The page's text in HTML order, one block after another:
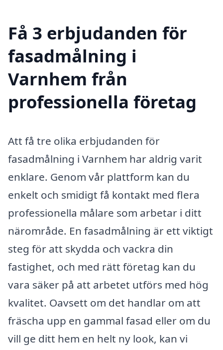
Få 3 erbjudanden för
fasadmålning i
Varnhem från
professionella företag
Att få tre olika erbjudanden för
fasadmålning i Varnhem har aldrig varit
enklare. Genom vår plattform kan du
enkelt och smidigt få kontakt med flera
professionella målare som arbetar i ditt
närområde. En fasadmålning är ett viktigt
steg för att skydda och vackra din
fastighet, och med rätt företag kan du
vara säker på att arbetet utförs med hög
kvalitet. Oavsett om det handlar om att
fräscha upp en gammal fasad eller om du
vill ge ditt hem en helt ny look, kan vi